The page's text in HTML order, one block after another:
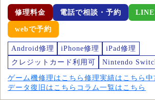
修理料金 電話で相談・予約 LINE
webで予約
Android修理 iPhone修理
iPad修理
クレジットカード利用可
Nintendo
ゲーム機修理はこちら 修理実績はこちら 中
データ復旧はこちら コラム一覧はこちら